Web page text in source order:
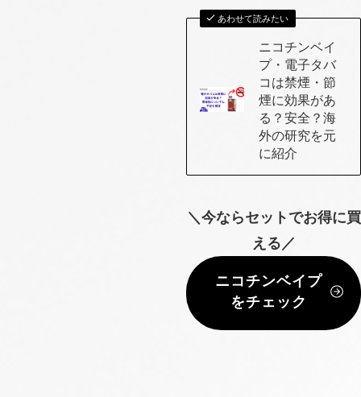
あわせて読みたい
ニコチンベイ
プ・電子タバ
コは禁煙・節
煙に効果があ
る？安全？海
外の研究を元
に紹介
＼今ならセットでお得に買
える／
ニコチンベイプ
をチェック